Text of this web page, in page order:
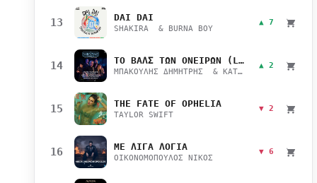
13 DAI DAI
SHAKIRA & BURNA BOY
▲ 7
14 ΤΟ ΒΑΛΣ ΤΩΝ ΟΝΕΙΡΩΝ (LIVE)
ΜΠΑΚΟΥΛΗΣ ΔΗΜΗΤΡΗΣ & ΚΑΤΣΙΜΙΧΑ ΜΑΡΙΑΝΑ
▲ 2
15 THE FATE OF OPHELIA
TAYLOR SWIFT
▼ 2
16 ΜΕ ΛΙΓΑ ΛΟΓΙΑ
ΟΙΚΟΝΟΜΟΠΟΥΛΟΣ ΝΙΚΟΣ
▼ 6